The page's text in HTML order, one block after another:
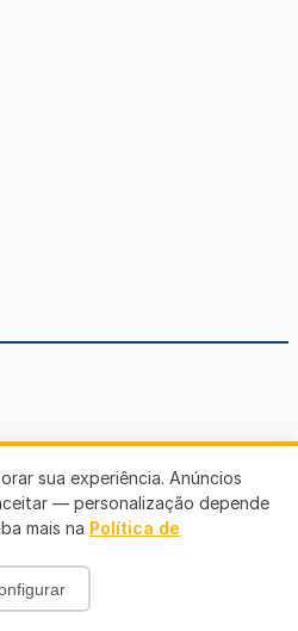
sua experiência. Anúncios
— personalização depende
mais na Política de